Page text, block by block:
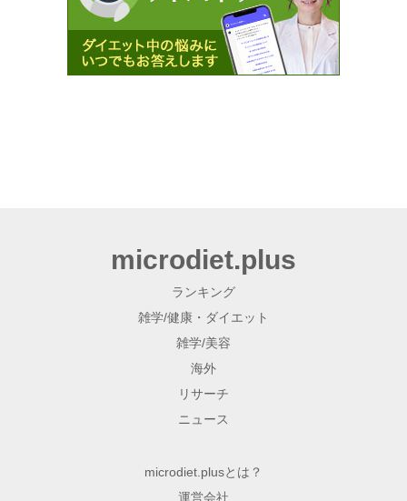
microdiet.plus
ランキング
雑学/健康・ダイエット
雑学/美容
海外
リサーチ
ニュース
microdiet.plusとは？
運営会社